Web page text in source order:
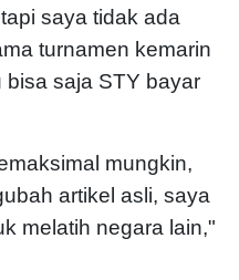
saya tidak ada
turnamen kemarin
bisa saja STY bayar
mungkin,
artikel asli, saya
melatih negara lain,"